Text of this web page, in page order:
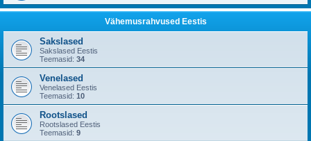
Vähemusrahvused Eestis
Sakslased
Sakslased Eestis
Teemasid: 34
Venelased
Venelased Eestis
Teemasid: 10
Rootslased
Rootslased Eestis
Teemasid: 9